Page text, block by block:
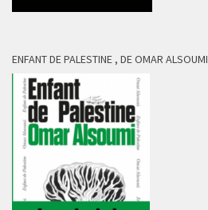
ENFANT DE PALESTINE , DE OMAR ALSOUMI